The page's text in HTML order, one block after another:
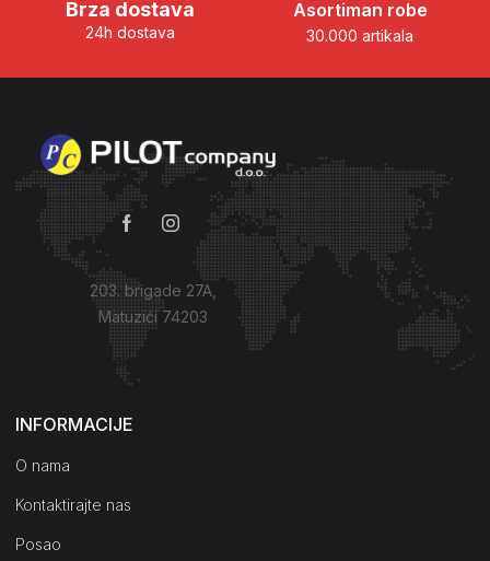
Brza dostava
24h dostava
Asortiman robe
30.000 artikala
203. brigade 27A,
Matuzići 74203
Kako do nas?
INFORMACIJE
O nama
Kontaktirajte nas
Posao